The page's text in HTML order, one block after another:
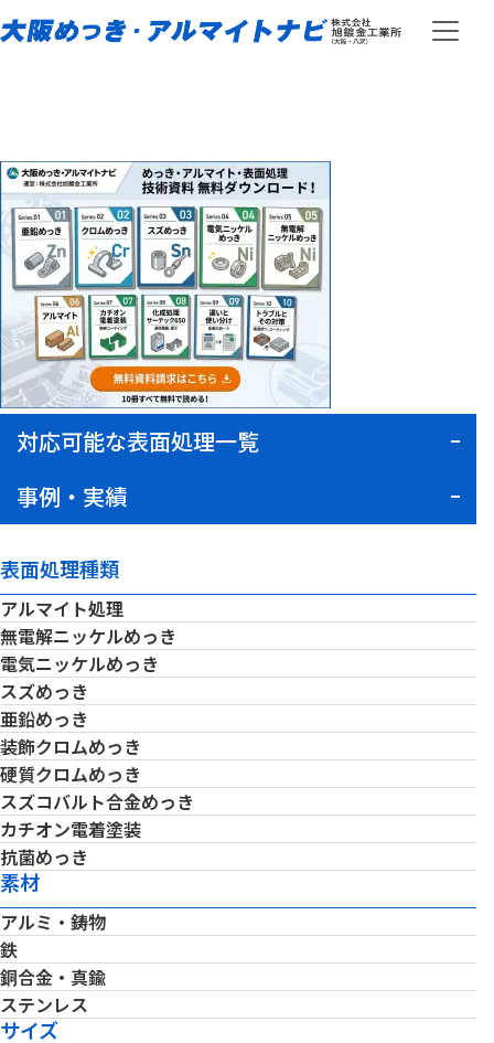
対応可能な表面処理一覧
事例・実績
表面処理種類
アルマイト処理
無電解ニッケルめっき
電気ニッケルめっき
スズめっき
亜鉛めっき
装飾クロムめっき
硬質クロムめっき
スズコバルト合金めっき
カチオン電着塗装
抗菌めっき
素材
アルミ・鋳物
鉄
銅合金・真鍮
ステンレス
サイズ